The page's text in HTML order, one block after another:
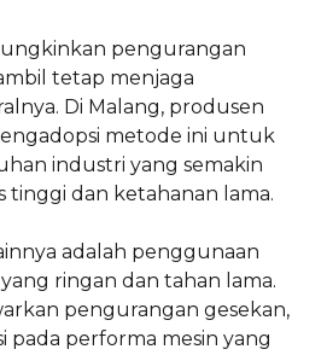
pengurangan
tetap menjaga
Di Malang, produsen
metode ini untuk
industri yang semakin
dan ketahanan lama.
adalah penggunaan
ringan dan tahan lama.
pengurangan gesekan,
pada performa mesin yang